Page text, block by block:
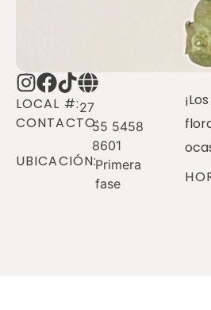
LOCAL #:27
CONTACTO:55 5458
8601
UBICACIÓN:Primera
fase